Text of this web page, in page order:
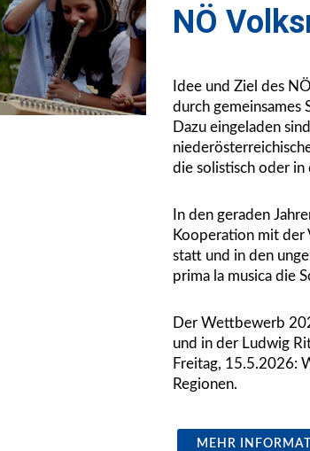
NÖ
Idee und Ziel des
durch gemeinsames
Dazu eingeladen
die solistisch oder
In den geraden
Kooperation mit der
statt und in den
prima la musica die
Der Wettbewerb
und in der Ludwig
Freitag, 15.5.2026:
Regionen.
MEHR